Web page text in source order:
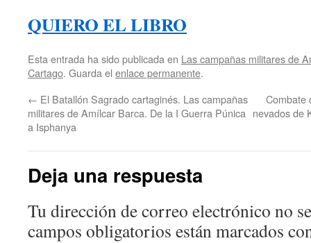
QUIERO EL LIBRO
Esta entrada ha sido publicada en Las campañas militares de
Cartago. Guarda el enlace permanente.
← El Batallón Sagrado cartaginés. Las campañas
militares de Amílcar Barca. De la I Guerra Púnica
a Isphanya
Combate
nevados de
Deja una respuesta
Tu dirección de correo electrónico no
campos obligatorios están marcados